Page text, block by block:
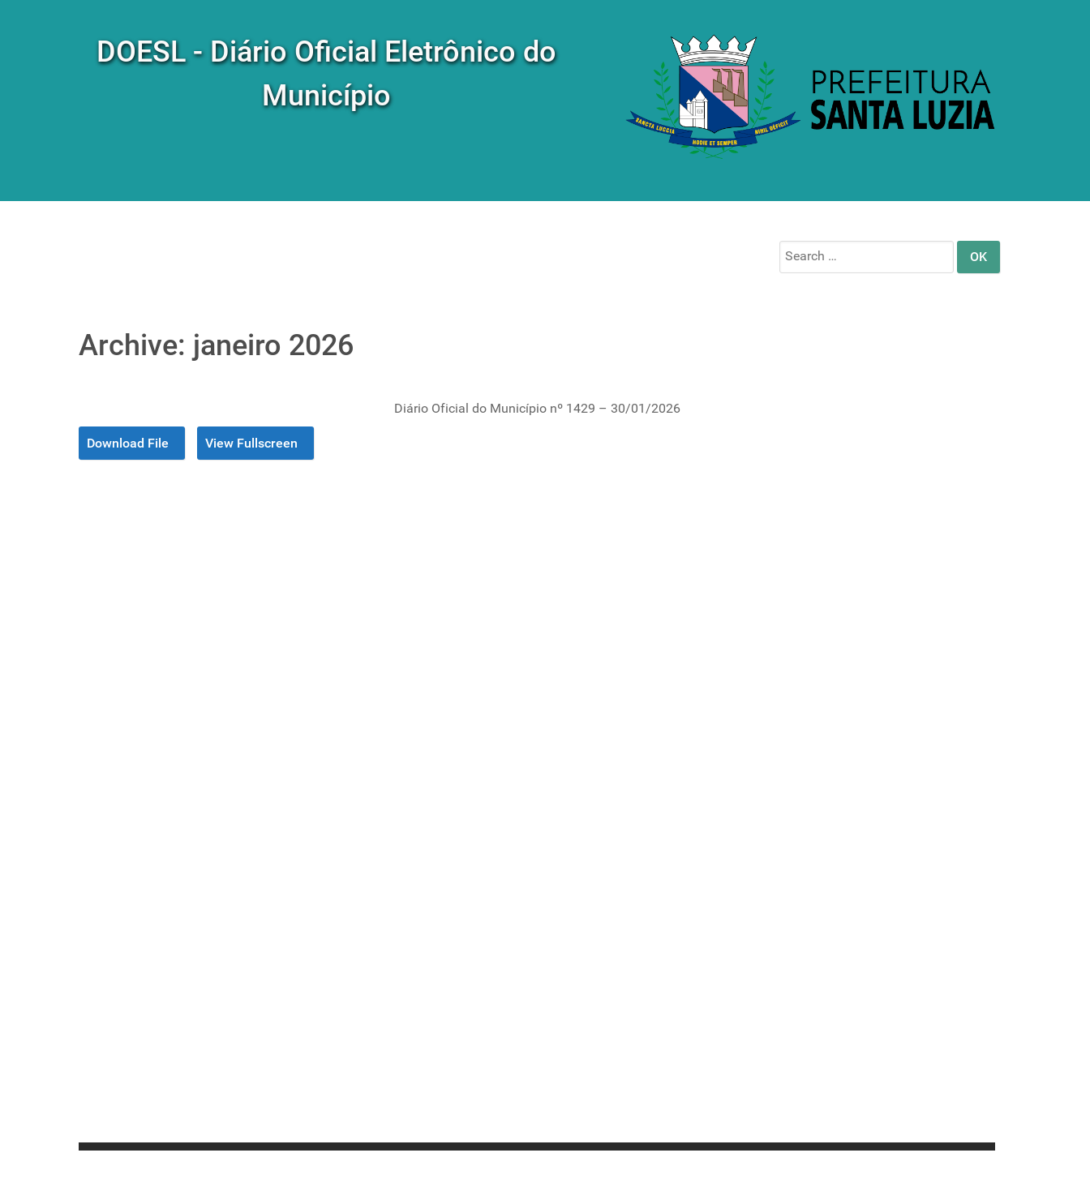
DOESL - Diário Oficial Eletrônico do
Município
Search
for:
Archive: janeiro 2026
Diário Oficial do Município nº 1429 – 30/01/2026
Download File View Fullscreen